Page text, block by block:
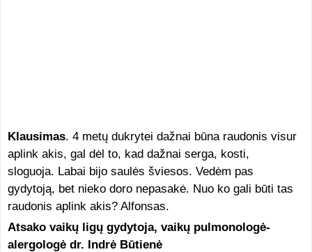
Klausimas. 4 metų dukrytei dažnai būna raudonis visur
aplink akis, gal dėl to, kad dažnai serga, kosti,
sloguoja. Labai bijo saulės šviesos. Vedėm pas
gydytoją, bet nieko doro nepasakė. Nuo ko gali būti tas
raudonis aplink akis? Alfonsas.
Atsako vaikų ligų gydytoja, vaikų pulmonologė-
alergologė dr. Indrė Būtienė